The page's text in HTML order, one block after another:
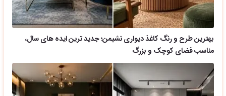
بهترین طرح و رنگ کاغذ دیواری نشیمن؛ جدید ترین ایده های سال،
مناسب فضای کوچک و بزرگ